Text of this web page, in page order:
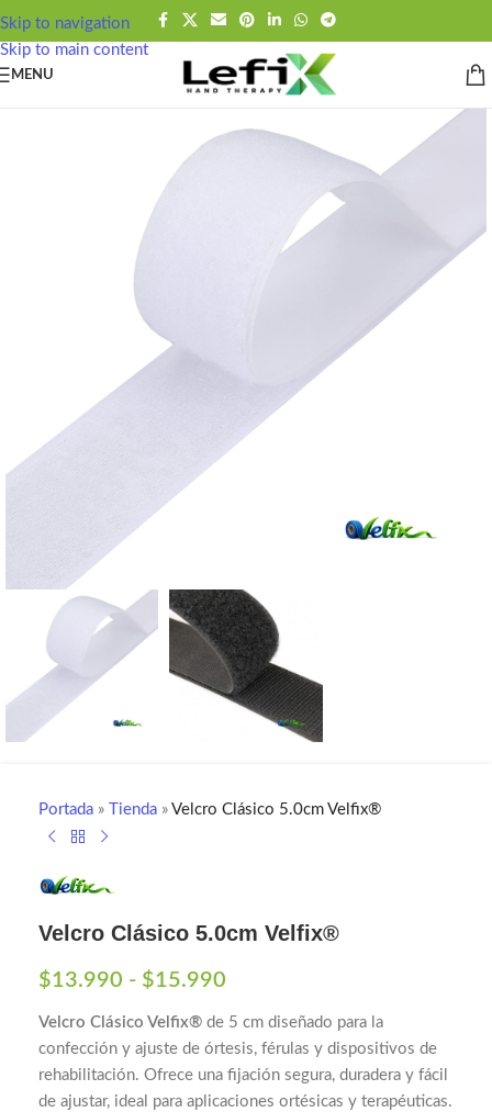
contenido
Skip to navigation
Skip to main content
MENU
Portada » Tienda » Velcro Clásico 5.0cm Velfix®
Velcro Clásico 5.0cm Velfix®
$13.990 - $15.990
Velcro Clásico Velfix® de 5 cm diseñado para la
confección y ajuste de órtesis, férulas y dispositivos de
rehabilitación. Ofrece una fijación segura, duradera y fácil
de ajustar, ideal para aplicaciones ortésicas y terapéuticas.